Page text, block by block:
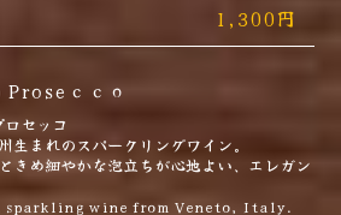
1,300円
Proseссо
セッコ
生まれのスパークリングワイン。
きめ細やかな泡立ちが心地よい、エレガン
sparkling wine from Veneto, Italy.